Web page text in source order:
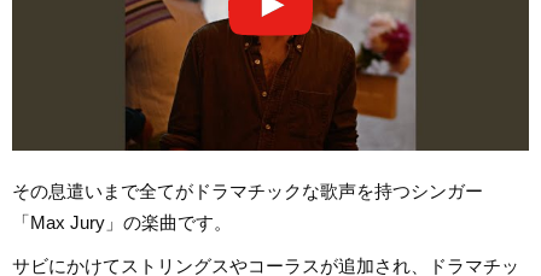
その息遣いまで全てがドラマチックな歌声を持つシンガー
「Max Jury」の楽曲です。
サビにかけてストリングスやコーラスが追加され、ドラマチッ